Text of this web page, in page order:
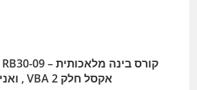
אקסל חלק VBA 2 , ואנימציה